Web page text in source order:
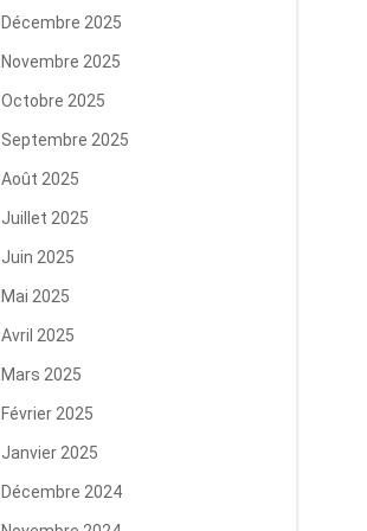
Décembre 2025
Novembre 2025
Octobre 2025
Septembre 2025
Août 2025
Juillet 2025
Juin 2025
Mai 2025
Avril 2025
Mars 2025
Février 2025
Janvier 2025
Décembre 2024